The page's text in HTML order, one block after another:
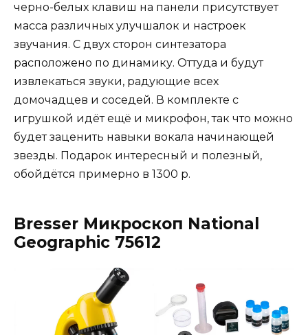
черно-белых клавиш на панели присутствует
масса различных улучшалок и настроек
звучания. С двух сторон синтезатора
расположено по динамику. Оттуда и будут
извлекаться звуки, радующие всех
домочадцев и соседей. В комплекте с
игрушкой идёт ещё и микрофон, так что можно
будет заценить навыки вокала начинающей
звезды. Подарок интересный и полезный,
обойдётся примерно в 1300 р.
Bresser Микроскоп National
Geographic 75612